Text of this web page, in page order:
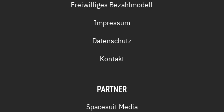
Freiwilliges Bezahlmodell
Impressum
Datenschutz
Kontakt
PARTNER
Spacesuit Media